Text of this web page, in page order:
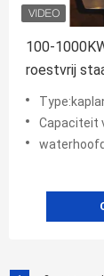
100-
roestvrij
gidsvlies
Capaciteit